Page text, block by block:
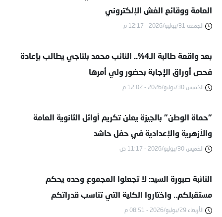
العامة ووقائع الغش الإلكتروني
الجمعة 31/يوليو/2026 - 12:17 م
بعد واقعة طالبة الـ4%.. النائب محمد بلتاجي يطالب بإعادة
فحص أوراق الإجابة بحضور ولي أمرها
الخميس 30/يوليو/2026 - 12:02 م
"حماة الوطن" بالجيزة يعلن تكريم أوائل الثانوية العامة
والأزهرية والإعدادية في حفل حاشد
الخميس 30/يوليو/2026 - 11:17 ص
النائبة صبورة السيد: لا تجعلوا المجموع وحده يحكم
مستقبلكم.. واختاروا الكلية التي تناسب قدراتكم
الأربعاء 29/يوليو/2026 - 08:51 م